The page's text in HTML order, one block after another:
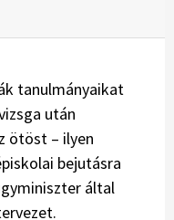
tanulmányaikat
után
ötöst – ilyen
bejutásra
által